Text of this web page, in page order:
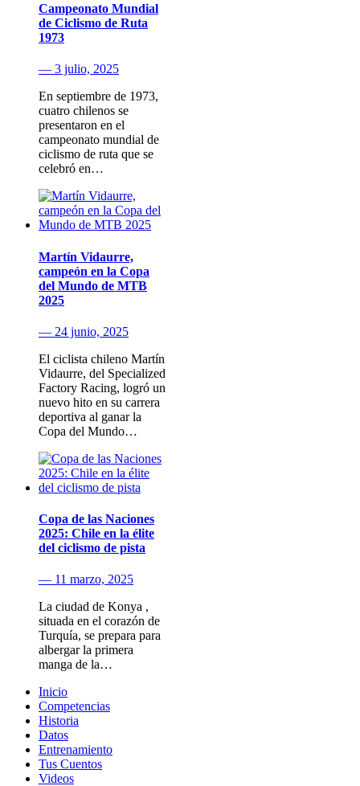
Campeonato Mundial
de Ciclismo de Ruta
1973
— 3 julio, 2025
En septiembre de 1973,
cuatro chilenos se
presentaron en el
campeonato mundial de
ciclismo de ruta que se
celebró en…
Martín Vidaurre,
campeón en la Copa
del Mundo de MTB
2025
— 24 junio, 2025
El ciclista chileno Martín
Vidaurre, del Specialized
Factory Racing, logró un
nuevo hito en su carrera
deportiva al ganar la
Copa del Mundo…
Copa de las Naciones
2025: Chile en la élite
del ciclismo de pista
— 11 marzo, 2025
La ciudad de Konya ,
situada en el corazón de
Turquía, se prepara para
albergar la primera
manga de la…
Inicio
Competencias
Historia
Datos
Entrenamiento
Tus Cuentos
Videos